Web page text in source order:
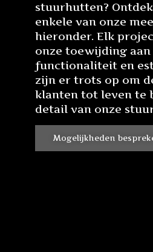
stuurhutten?
enkele van onze
hieronder. Elk
onze toewijding aan
functionaliteit en
zijn er trots op om
klanten tot leven te
detail van onze
Mogelijkheden